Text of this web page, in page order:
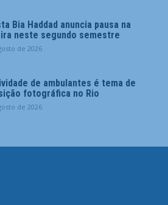
Bia Haddad anuncia pausa na
neste segundo semestre
de 2026
de ambulantes é tema de
fotográfica no Rio
de 2026